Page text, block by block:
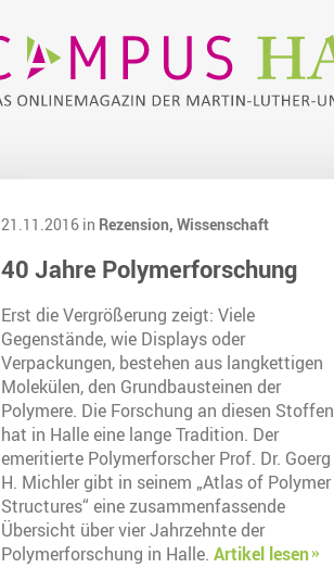
21.11.2016 in Rezension, Wissenschaft
40 Jahre Polymerforschung
Erst die Vergrößerung zeigt: Viele
Gegenstände, wie Displays oder
Verpackungen, bestehen aus langkettigen
Molekülen, den Grundbausteinen der
Polymere. Die Forschung an diesen Stoffen
hat in Halle eine lange Tradition. Der
emeritierte Polymerforscher Prof. Dr. Goerg
H. Michler gibt in seinem „Atlas of Polymer
Structures“ eine zusammenfassende
Übersicht über vier Jahrzehnte der
Polymerforschung in Halle. Artikel lesen